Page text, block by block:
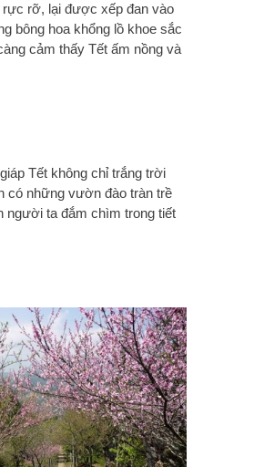
rực rỡ, lại được xếp đan vào
bông hoa khổng lồ khoe sắc
cảm thấy Tết ấm nồng và
Tết không chỉ trắng trời
có những vườn đào tràn trề
người ta đắm chìm trong tiết